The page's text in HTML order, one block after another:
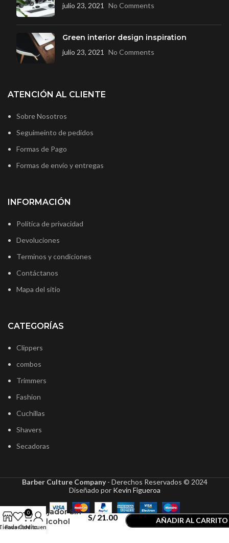
julio 23, 2021 No Comments
Green interior design inspiration
julio 23, 2021 No Comments
ATENCIÓN AL CLIENTE
Sobre Nosotros
Seguimeinto de pedidos
Formas de Pago
Formas de envío y entregas
INFORMACIÓN
Política de privacidad
Devoluciones
Terminos y condiciones
Contáctanos
Mapa del sitio
CATEGORÍAS
Clippers
combos
Trimmers
Fashion
Cuchillas
Shavers
Secadoras
Barber Culture Company- Derechos Reservados © 2024
Diseñado por Kevin Figueroa
Rolda Gel
Fijador Sin
Alcohol
Black 500gr
S/21.00
AÑADIR AL CARRITO
Favoritos
0
Carrito
Mi cuenta